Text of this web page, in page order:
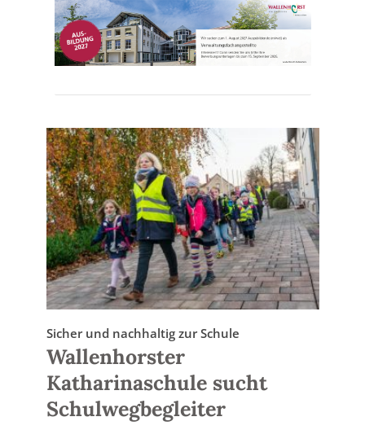
Sicher und nachhaltig zur Schule
Wallenhorster
Katharinaschule sucht
Schulwegbegleiter